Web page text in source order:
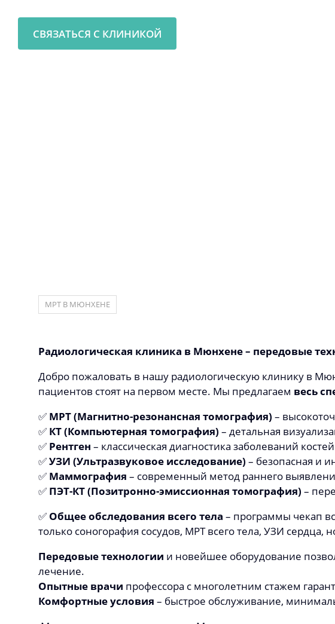
СВЯЗАТЬСЯ С КЛИНИКОЙ
МРТ В МЮНХЕНЕ
Радиологическая клиника в Мюнхене – передовые
Добро пожаловать в нашу радиологическую клинику в
пациентов стоят на первом месте. Мы предлагаем весь
✅ МРТ (Магнитно-резонансная томография) –
✅ КТ (Компьютерная томография) – детальная
✅ Рентген – классическая диагностика заболеваний
✅УЗИ (Ультразвуковое исследование) – безопасная и
✅ Маммография – современный метод раннего
✅ ПЭТ-КТ (Позитронно-эмиссионная томография) –
✅ Общее обследования всего тела – программы чекап
только соногорафия сосудов, МРТ всего тела, УЗИ
Передовые технологии и новейшее оборудование
лечение.
Опытные врачи профессора с многолетним стажем
Комфортные условия – быстрое обслуживание,